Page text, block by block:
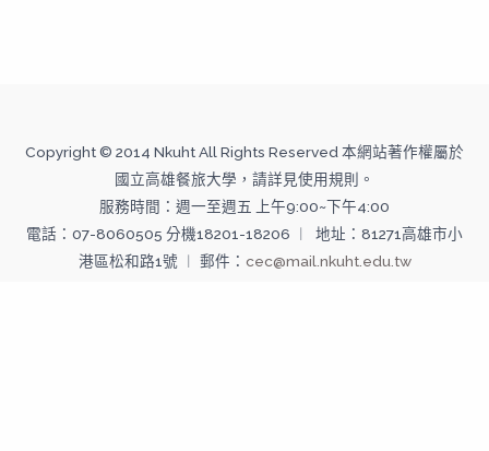
Copyright © 2014 Nkuht All Rights Reserved 本網站著作權屬於
國立高雄餐旅大學，請詳見使用規則。
服務時間：週一至週五 上午9:00~下午4:00
電話：07-8060505 分機18201-18206 ︱ 地址：81271高雄市小
港區松和路1號 ︱ 郵件： cec@mail.nkuht.edu.tw